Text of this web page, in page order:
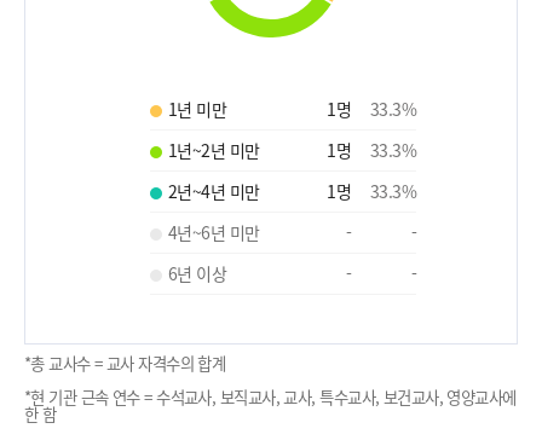
1년 미만 1명 33.3%
1년~2년 미만
1명 33.3%
2년~4년 미만
1명 33.3%
4년~6년 미만
-
-
6년 이상
- -
*총 교사수 = 교사 자격수의 합계
*현 기관 근속 연수 = 수석교사, 보직교사, 교사, 특수교사, 보건교사, 영양교사에
한 함